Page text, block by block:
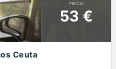
PRECIO
53 €
Ceuta